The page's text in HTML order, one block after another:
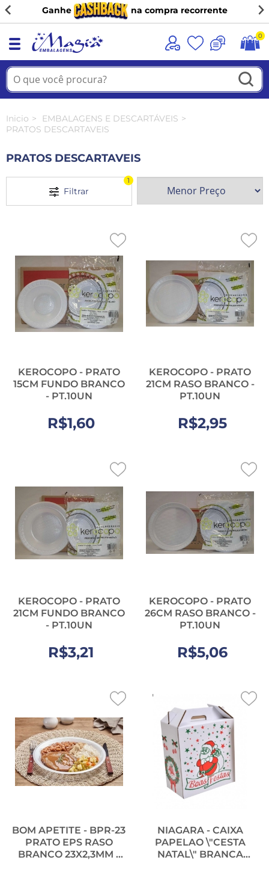
(11) 98944-9091
0
Inicio
EMBALAGENS E DESCARTÁVEIS
PRATOS DESCARTAVEIS
PRATOS DESCARTAVEIS
Filtrar
1
KEROCOPO - PRATO
15CM FUNDO BRANCO
- PT.10UN
R$1,60
KEROCOPO - PRATO
21CM RASO BRANCO -
PT.10UN
R$2,95
KEROCOPO - PRATO
21CM FUNDO BRANCO
- PT.10UN
R$3,21
KEROCOPO - PRATO
26CM RASO BRANCO -
PT.10UN
R$5,06
BOM APETITE - BPR-23
PRATO EPS RASO
BRANCO 23X2,3MM -
NIAGARA - CAIXA
PAPELAO \"CESTA
NATAL\" BRANCA